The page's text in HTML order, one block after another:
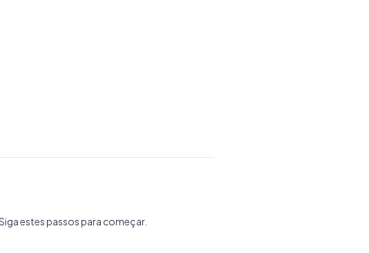
estes passos para começar.